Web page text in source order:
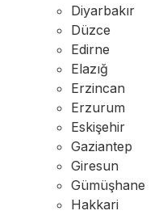
Diyarbakır
Düzce
Edirne
Elazığ
Erzincan
Erzurum
Eskişehir
Gaziantep
Giresun
Gümüşhane
Hakkari